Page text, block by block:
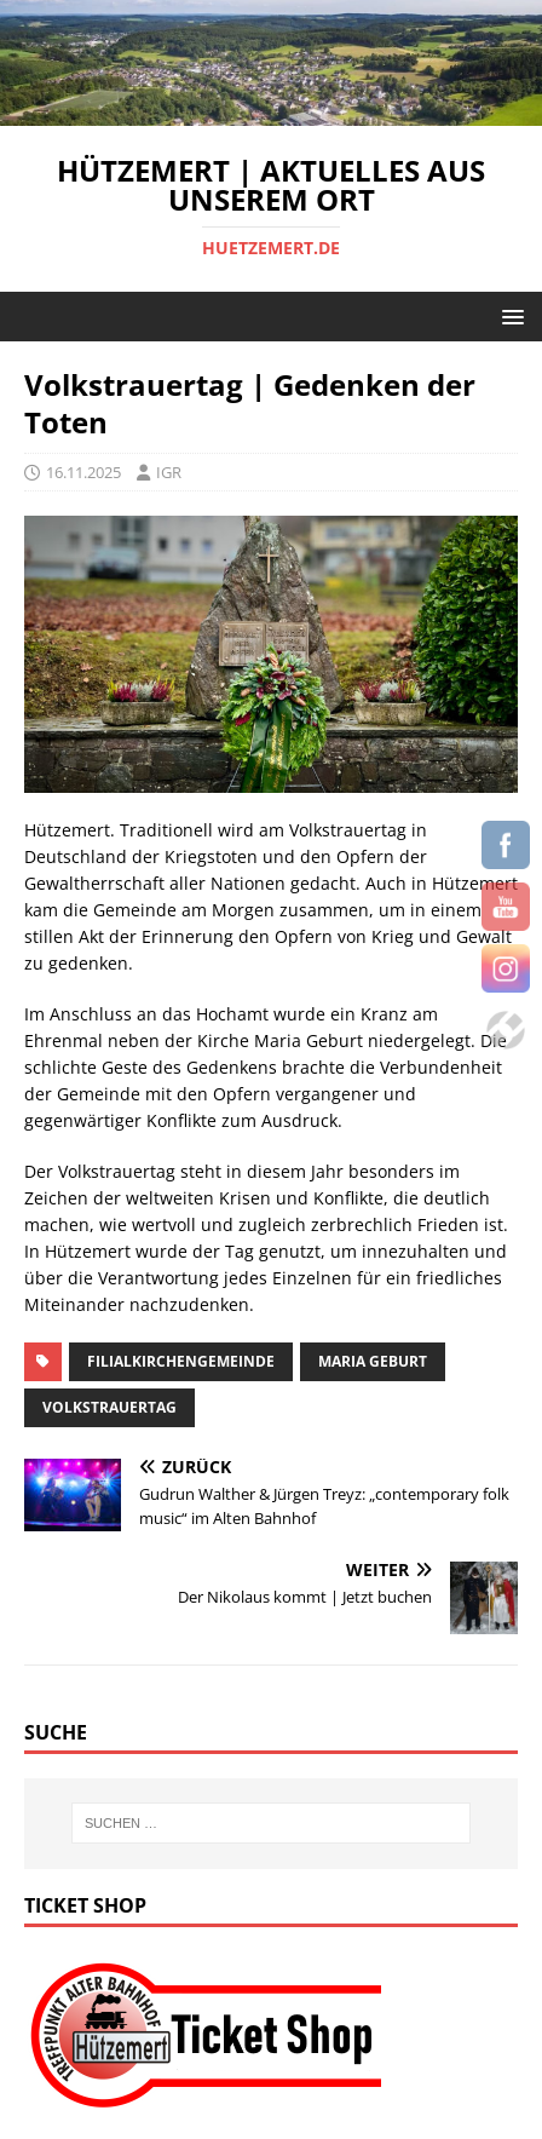
HÜTZEMERT | AKTUELLES AUS
UNSEREM ORT
HUETZEMERT.DE
Volkstrauertag | Gedenken der
Toten
16.11.2025 IGR
Hützemert. Traditionell wird am Volkstrauertag in
Deutschland der Kriegstoten und den Opfern der
Gewaltherrschaft aller Nationen gedacht. Auch in Hützemert
kam die Gemeinde am Morgen zusammen, um in einem
stillen Akt der Erinnerung den Opfern von Krieg und Gewalt
zu gedenken.
Im Anschluss an das Hochamt wurde ein Kranz am
Ehrenmal neben der Kirche Maria Geburt niedergelegt. Die
schlichte Geste des Gedenkens brachte die Verbundenheit
der Gemeinde mit den Opfern vergangener und
gegenwärtiger Konflikte zum Ausdruck.
Der Volkstrauertag steht in diesem Jahr besonders im
Zeichen der weltweiten Krisen und Konflikte, die deutlich
machen, wie wertvoll und zugleich zerbrechlich Frieden ist.
In Hützemert wurde der Tag genutzt, um innezuhalten und
über die Verantwortung jedes Einzelnen für ein friedliches
Miteinander nachzudenken.
FILIALKIRCHENGEMEINDE MARIA GEBURT
VOLKSTRAUERTAG
ZURÜCK
Gudrun Walther & Jürgen Treyz: „contemporary folk
music“ im Alten Bahnhof
WEITER
Der Nikolaus kommt | Jetzt buchen
SUCHE
TICKET SHOP